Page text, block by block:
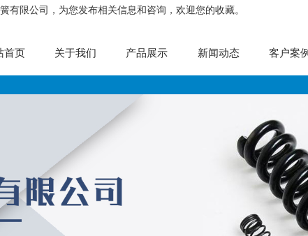
有限公司，为您发布相关信息和咨询，欢迎您的收藏。
首页 关于我们 产品展示 新闻动态 客户案例